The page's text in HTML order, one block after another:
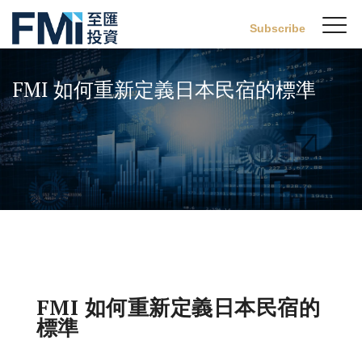
main
content
FMI
Subscribe
FMI 如何重新定義日本民宿的標準
FMI 如何重新定義日本民宿的
標準